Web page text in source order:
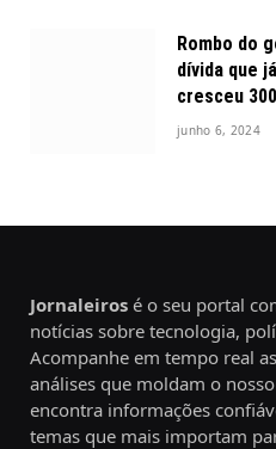
Rombo do
dívida que
cresceu
junho 6, 2024
Jornaleiros é o seu portal
notícias sobre tecnologia,
Acompanhe em tempo real
análises que moldam o
encontra informações
temas que mais importam